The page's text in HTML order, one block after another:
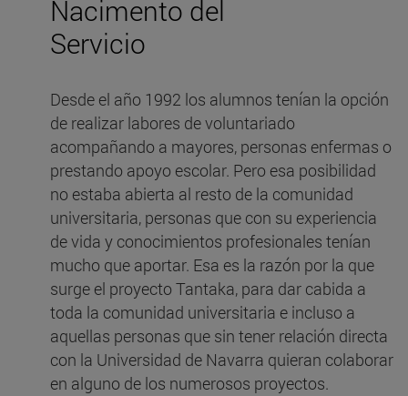
Nacimento del
Servicio
Desde el año 1992 los alumnos tenían la opción
de realizar labores de voluntariado
acompañando a mayores, personas enfermas o
prestando apoyo escolar. Pero esa posibilidad
no estaba abierta al resto de la comunidad
universitaria, personas que con su experiencia
de vida y conocimientos profesionales tenían
mucho que aportar. Esa es la razón por la que
surge el proyecto Tantaka, para dar cabida a
toda la comunidad universitaria e incluso a
aquellas personas que sin tener relación directa
con la Universidad de Navarra quieran colaborar
en alguno de los numerosos proyectos.